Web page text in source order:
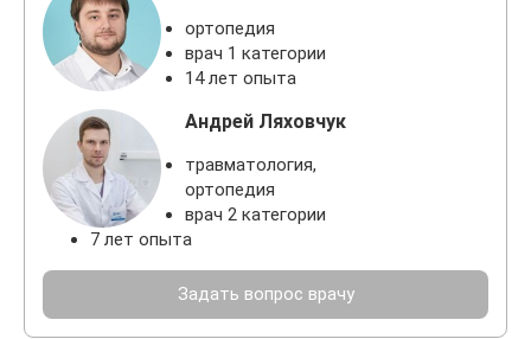
ортопедия
врач 1 категории
14 лет опыта
Андрей Ляховчук
травматология,
ортопедия
врач 2 категории
7 лет опыта
Задать вопрос врачу